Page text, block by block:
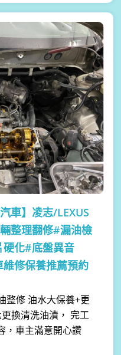
汽車】凌志/LEXUS
整理翻修#漏油檢
化#底盤異音
修保養推薦預約
整修 油水大保養+更
換清洗油漬， 完工
，車主滿意開心讚